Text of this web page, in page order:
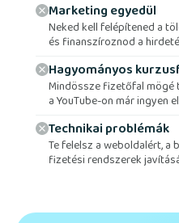
Marketing egyedül
Neked kell felépítened a
és finanszíroznod a
Hagyományos
Mindössze fizetőfal mögé
a YouTube-on már ingyen
Technikai problémák
Te felelsz a weboldalért, a
fizetési rendszerek